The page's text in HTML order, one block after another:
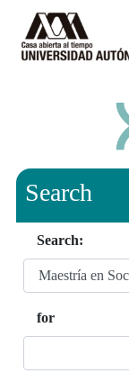
Search
Search:
for